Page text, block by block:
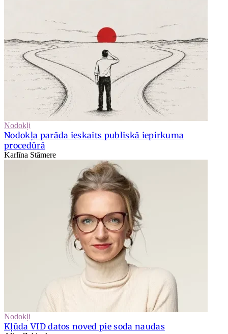
Nodokļi
Nodokļa parāda ieskaits publiskā iepirkuma
procedūrā
Karlīna Stāmere
Nodokļi
Kļūda VID datos noved pie soda naudas